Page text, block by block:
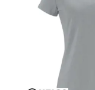
category: Kock T-
pikétröjor
Serverings T-shirts
Serveringsförkläden
godkänt